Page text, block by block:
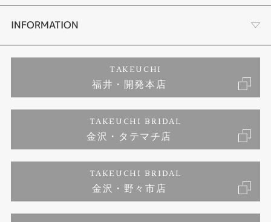
セットリング
エタニティリング
婚約ネックレス
ダイヤモンドカッターブランド
アフターメンテナンス
富山指輪工房｜手作りペアリング
富山指輪工房｜手作り結婚指輪 and 婚約指輪
富山指輪工房｜手作り婚約指輪プロポーズプラン
店舗情報
お問い合わせ
INFORMATION
プライバシーポリシー
TAKEUCHI
福井・開発本店
TAKEUCHI BRIDAL
金沢・タテマチ店
TAKEUCHI BRIDAL
金沢・野々市店